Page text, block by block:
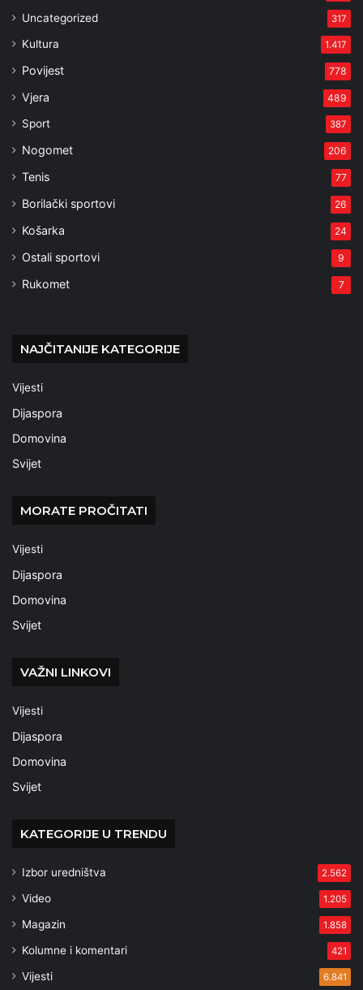
Uncategorized 317
Kultura 1.417
Povijest 778
Vjera 489
Sport 387
Nogomet 206
Tenis 77
Borilački sportovi 26
Košarka 24
Ostali sportovi 9
Rukomet 7
NAJČITANIJE KATEGORIJE
Vijesti
Dijaspora
Domovina
Svijet
MORATE PROČITATI
Vijesti
Dijaspora
Domovina
Svijet
VAŽNI LINKOVI
Vijesti
Dijaspora
Domovina
Svijet
KATEGORIJE U TRENDU
Izbor uredništva 2.562
Video 1.205
Magazin 1.858
Kolumne i komentari 421
Vijesti 6.841